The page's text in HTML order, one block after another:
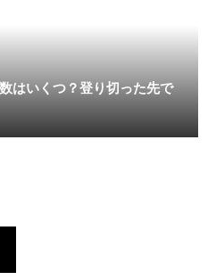
はいくつ？登り切った先で